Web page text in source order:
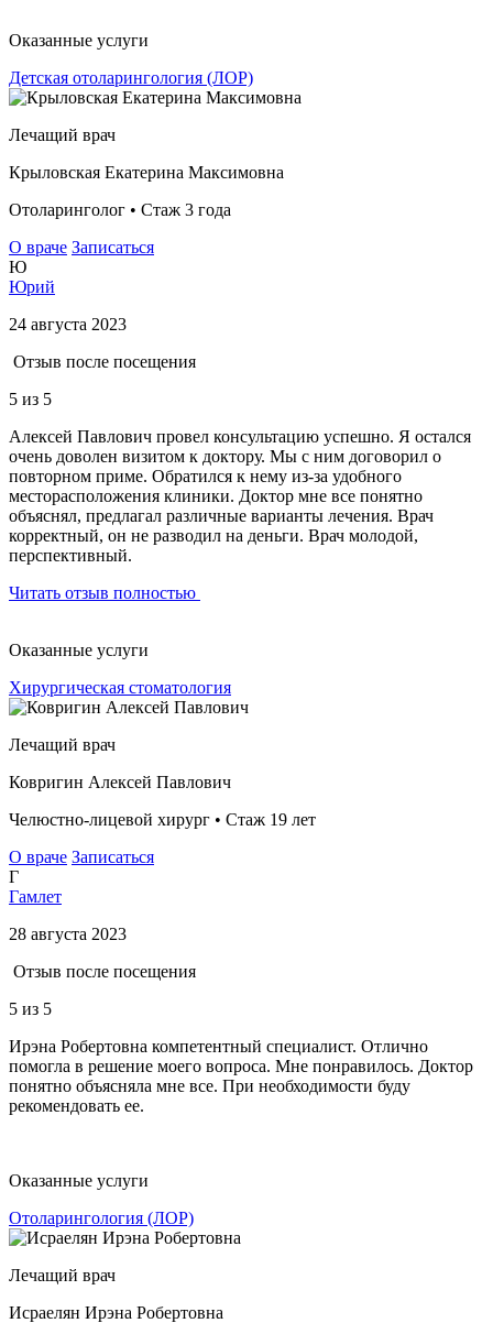
Оказанные услуги
Детская отоларингология (ЛОР)
Лечащий врач
Крыловская Екатерина Максимовна
Отоларинголог • Стаж 3 года
О враче Записаться
Ю
Юрий
24 августа 2023
Отзыв после посещения
5 из 5
Алексей Павлович провел консультацию успешно. Я остался
очень доволен визитом к доктору. Мы с ним договорил о
повторном приме. Обратился к нему из-за удобного
месторасположения клиники. Доктор мне все понятно
объяснял, предлагал различные варианты лечения. Врач
корректный, он не разводил на деньги. Врач молодой,
перспективный.
Читать отзыв полностью
Оказанные услуги
Хирургическая стоматология
Лечащий врач
Ковригин Алексей Павлович
Челюстно-лицевой хирург • Стаж 19 лет
О враче Записаться
Г
Гамлет
28 августа 2023
Отзыв после посещения
5 из 5
Ирэна Робертовна компетентный специалист. Отлично
помогла в решение моего вопроса. Мне понравилось. Доктор
понятно объясняла мне все. При необходимости буду
рекомендовать ее.
Оказанные услуги
Отоларингология (ЛОР)
Лечащий врач
Исраелян Ирэна Робертовна